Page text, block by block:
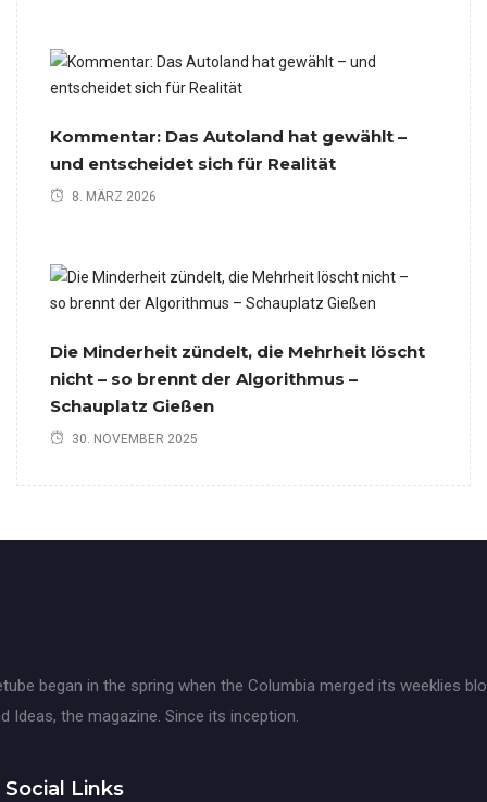
Kommentar: Das Autoland hat gewählt –
und entscheidet sich für Realität
8. MÄRZ 2026
Die Minderheit zündelt, die Mehrheit löscht
nicht – so brennt der Algorithmus –
Schauplatz Gießen
30. NOVEMBER 2025
began in the spring when the Columbia merged its weeklies
Ideas, the magazine. Since its inception.
Social Links